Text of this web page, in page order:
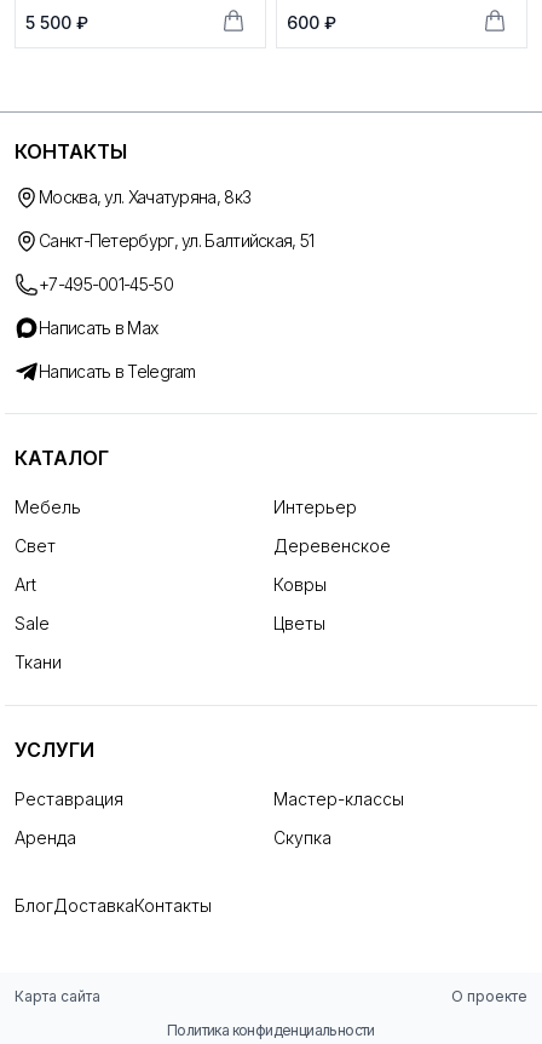
5 500 ₽ 600 ₽
КОНТАКТЫ
Москва, ул. Хачатуряна, 8к3
Санкт-Петербург, ул. Балтийская, 51
+7-495-001-45-50
Написать в Max
Написать в Telegram
КАТАЛОГ
Мебель
Интерьер
Свет
Деревенское
Art
Ковры
Sale
Цветы
Ткани
УСЛУГИ
Реставрация
Мастер-классы
Аренда
Скупка
БлогДоставкаКонтакты
Карта сайта
О проекте
Политика конфиденциальности